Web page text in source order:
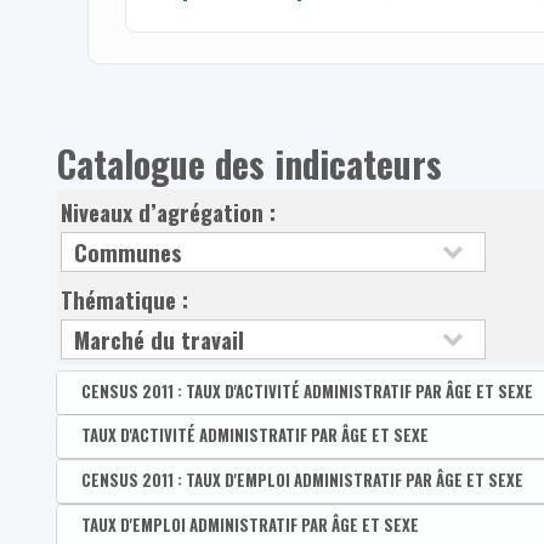
Catalogue des indicateurs
Niveaux d’agrégation :
Thématique :
CENSUS 2011 : TAUX D'ACTIVITÉ ADMINISTRATIF PAR ÂGE ET SEXE
Disponible par :Commune - Arrondissement - Province - Bassin EFE -
CENSUS 2011 : Taux d'activité administratif des 15-
CENSUS 2011 : Taux d'activité administratif des
TAUX D'ACTIVITÉ ADMINISTRATIF PAR ÂGE ET SEXE
Disponible par :Commune - Arrondissement - Province - Bassin EFE - Zone
Taux d'activité administratif des 15-64 ans
CENSUS 2011 : TAUX D'EMPLOI ADMINISTRATIF PAR ÂGE ET SEXE
Disponible par :Commune - Arrondissement - Province - Bassin EFE -
TAUX D'EMPLOI ADMINISTRATIF PAR ÂGE ET SEXE